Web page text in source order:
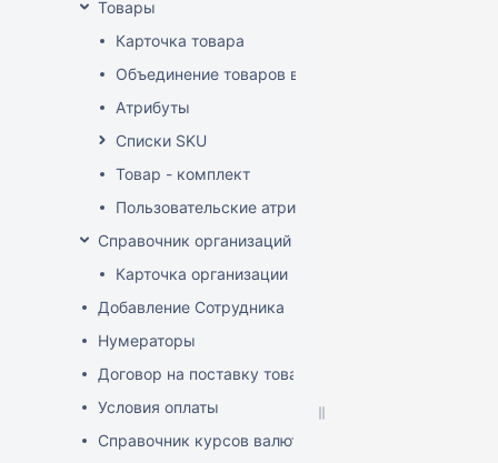
Товары
Карточка товара
Объединение товаров в один (Слияние товаров)
Атрибуты
Списки SKU
Товар - комплект
Пользовательские атрибуты
Справочник организаций
Карточка организации
Добавление Сотрудника
Нумераторы
Договор на поставку товаров (форма)
Условия оплаты
Справочник курсов валют